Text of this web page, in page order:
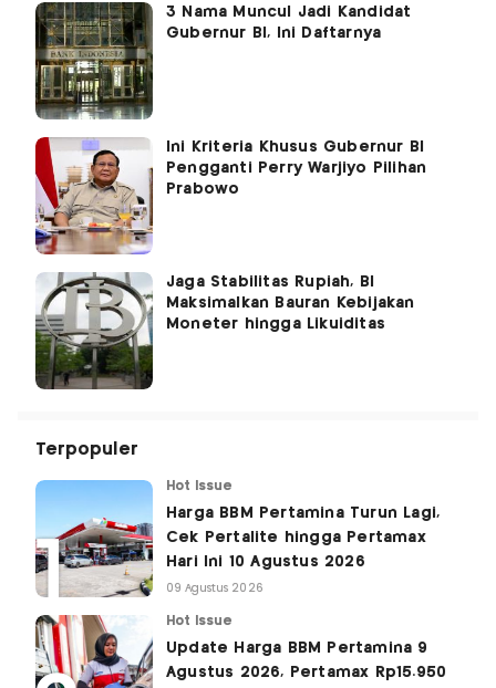
3 Nama Muncul Jadi Kandidat
Gubernur BI, Ini Daftarnya
Ini Kriteria Khusus Gubernur BI
Pengganti Perry Warjiyo Pilihan
Prabowo
Jaga Stabilitas Rupiah, BI
Maksimalkan Bauran Kebijakan
Moneter hingga Likuiditas
Terpopuler
Hot Issue
Harga BBM Pertamina Turun Lagi,
Cek Pertalite hingga Pertamax
Hari Ini 10 Agustus 2026
09 Agustus 2026
Hot Issue
Update Harga BBM Pertamina 9
Agustus 2026, Pertamax Rp15.950